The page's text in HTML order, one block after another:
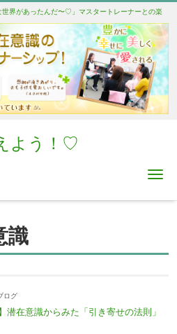
界があったんだ〜♡」マスタートレーナーとの楽
よう！♡
識
ログ
潜在意識からみた「引き寄せの法則」